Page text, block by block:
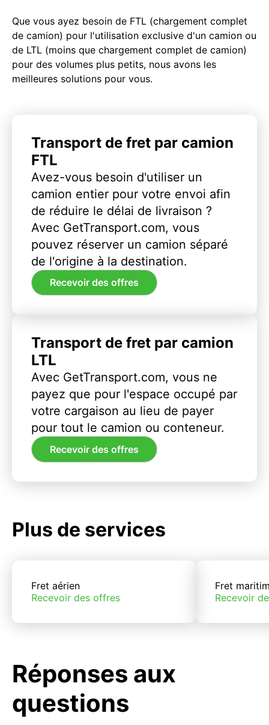
Que vous ayez besoin de FTL (chargement complet
de camion) pour l'utilisation exclusive d'un camion ou
de LTL (moins que chargement complet de camion)
pour des volumes plus petits, nous avons les
meilleures solutions pour vous.
Transport de fret par camion
FTL
Avez-vous besoin d'utiliser un
camion entier pour votre envoi afin
de réduire le délai de livraison ?
Avec GetTransport.com, vous
pouvez réserver un camion séparé
de l'origine à la destination.
Recevoir des offres
Transport de fret par camion
LTL
Avec GetTransport.com, vous ne
payez que pour l'espace occupé par
votre cargaison au lieu de payer
pour tout le camion ou conteneur.
Recevoir des offres
Plus de services
Fret aérien
Recevoir des offres
Fret
Recevoir
Réponses aux
questions